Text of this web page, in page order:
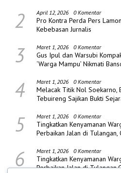
2 April 12, 2026 0 Komentar
Pro Kontra Perda Pers
Kebebasan Jurnalis
3 Maret 1, 2026 0 Komentar
Gus Ipul dan Warsubi
‘Warga Mampu’ Nikmati
4 Maret 1, 2026 0 Komentar
Melacak Titik Nol Soekarno,
Tebuireng Sajikan Bukti
5 Maret 1, 2026 0 Komentar
Tingkatkan Kenyamanan
Perbaikan Jalan di Tulangan,
6 Maret 1, 2026 0 Komentar
Tingkatkan Kenyamanan
Perbaikan Jalan di